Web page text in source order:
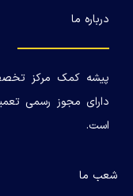
درباره ما
پیشه کمک مرکز
دارای مجوز رسمی
است.
شعب ما